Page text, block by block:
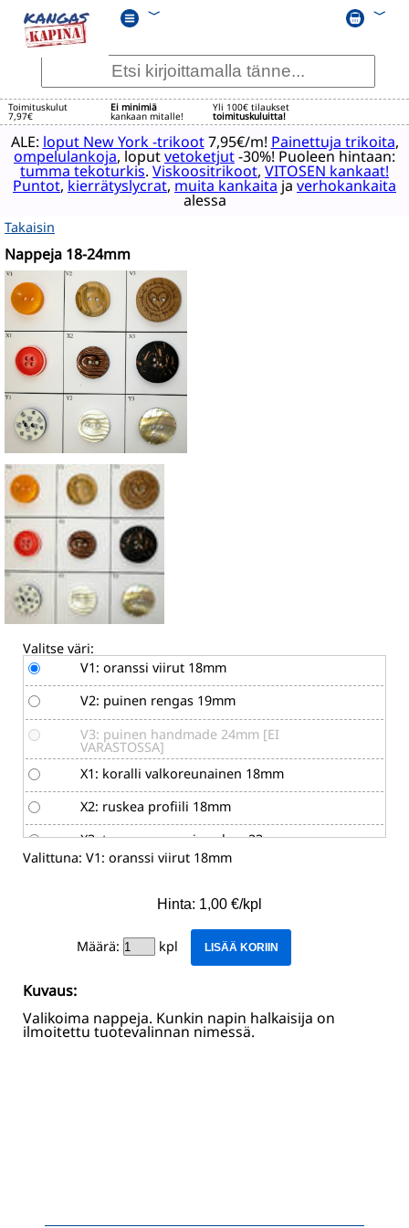
﹀ ﹀
Toimituskulut
7,97€
Ei minimiä
kankaan mitalle!
Yli 100€ tilaukset
toimituskuluitta!
ALE: loput New York -trikoot7,95€/m! Painettuja trikoita,
ompelulankoja, loputvetoketjut-30%! Puoleen hintaan:
tumma tekoturkis. Viskoositrikoot, VITOSEN kankaat!
Puntot,kierrätyslycrat,muita kankaitajaverhokankaita
alessa
Takaisin
Nappeja 18-24mm
Valitse väri:
V1: oranssi viirut 18mm
V2: puinen rengas 19mm
V3: puinen handmade 24mm [EI
VARASTOSSA]
X1: koralli valkoreunainen 18mm
X2: ruskea profiili 18mm
X3: tumma-oranssi rouhea 23mm
Y2: norsunluu profiili 18mm
Y3: helmiäinen 20mm
Valittuna: V1: oranssi viirut 18mm
Hinta: 1,00 €/kpl
Määrä: kpl LISÄÄ KORIIN
Kuvaus:
Valikoima nappeja. Kunkin napin halkaisija on
ilmoitettu tuotevalinnan nimessä.